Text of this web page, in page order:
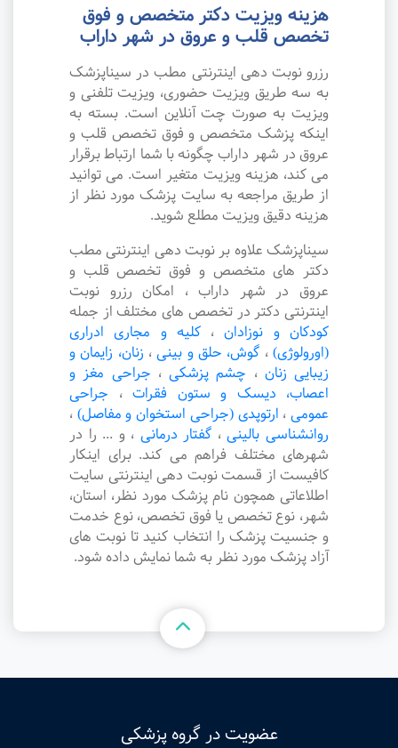
هزینه ویزیت دکتر متخصص و فوق
تخصص قلب و عروق در شهر داراب
رزرو نوبت دهی اینترنتی مطب در سیناپزشک
به سه طریق ویزیت حضوری، ویزیت تلفنی و
ویزیت به صورت چت آنلاین است. بسته به
اینکه پزشک متخصص و فوق تخصص قلب و
عروق در شهر داراب چگونه با شما ارتباط برقرار
می کند، هزینه ویزیت متغیر است. می توانید
از طریق مراجعه به سایت پزشک مورد نظر از
هزینه دقیق ویزیت مطلع شوید.
سیناپزشک علاوه بر نوبت دهی اینترنتی مطب
دکتر های متخصص و فوق تخصص قلب و
عروق در شهر داراب ، امکان رزرو نوبت
اینترنتی دکتر در تخصص های مختلف از جمله
کودکان و نوزادان ،کلیه و مجاری ادراری
(اورولوژی) ، گوش، حلق و بینی ، زنان، زایمان و
زیبایی زنان ، چشم پزشکی ، جراحی مغز و
اعصاب، دیسک و ستون فقرات ، جراحی
عمومی ، ارتوپدی (جراحی استخوان و مفاصل) ،
روانشناسی بالینی ، گفتار درمانی ، و ... را در
شهرهای مختلف فراهم می کند. برای اینکار
کافیست از قسمت نوبت دهی اینترنتی سایت
اطلاعاتی همچون نام پزشک مورد نظر، استان،
شهر، نوع تخصص یا فوق تخصص، نوع خدمت
و جنسیت پزشک را انتخاب کنید تا نوبت های
آزاد پزشک مورد نظر به شما نمایش داده شود.
عضویت در گروه پزشکی